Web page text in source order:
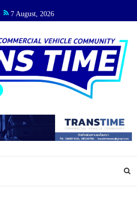
7 August, 2026